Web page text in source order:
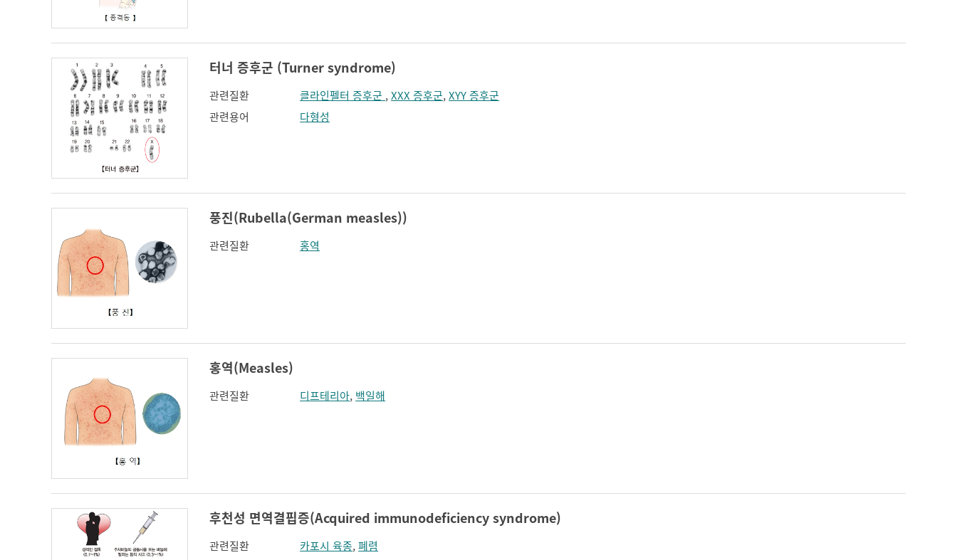
터너 증후군 (Turner syndrome)
관련질환 클라인펠터 증후군 ,XXX 증후군,XYY 증후군
관련용어
다형성
풍진(Rubella(German measles))
관련질환 홍역
홍역(Measles)
관련질환 디프테리아, 백일해
후천성 면역결핍증(Acquired immunodeficiency syndrome)
관련질환 카포시 육종,폐렴